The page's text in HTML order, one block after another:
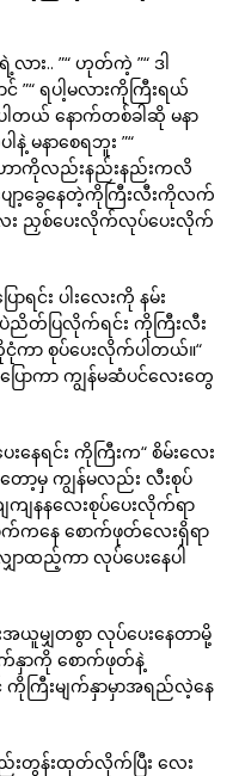
ား.. ”“ ဟုတ်ကဲ့ ”“ ဒါ
ရပါ့မလားကိုကြီးရယ်
တယ် နောက်တစ်ခါဆို မနာ
မနာစေရဘူး ”“
ငါ့ဟာကိုလည်းနည်းနည်းကလိ
ော့ခွေနေတဲ့ကိုကြီးလီးကိုလက်
း ညှစ်ပေးလိုက်လုပ်ပေးလိုက်
ာရင်း ပါးလေးကို နမ်း
ညိတ်ပြလိုက်ရင်း ကိုကြီးလီး
ငုံကာ စုပ်ပေးလိုက်ပါတယ်။“
ြောကာ ကျွန်မဆံပင်လေးတွေ
းနေရင်း ကိုကြီးက“ စိမ်းလေး
တော့မှ ကျွန်မလည်း လီးစုပ်
ကျနနလေးစုပ်ပေးလိုက်ရာ
က်ကနေ စောက်ဖုတ်လေးရှိရာ
ာထည့်ကာ လုပ်ပေးနေပါ
ယူမျှတစွာ လုပ်ပေးနေတာမို့
နှာကို စောက်ဖုတ်နဲ့
ကိုကြီးမျက်နှာမှာအရည်လဲ့နေ
းတွန်းထုတ်လိုက်ပြီး လေး